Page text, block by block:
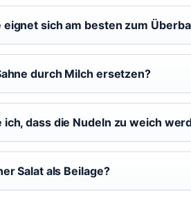
eignet sich am besten zum
durch Milch ersetzen?
dass die Nudeln zu weich
Salat als Beilage?